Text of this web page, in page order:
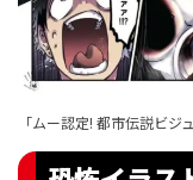
「ムー認定! 都市伝説ビジ